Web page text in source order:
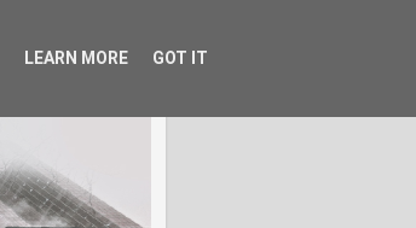
LEARN MORE GOT IT